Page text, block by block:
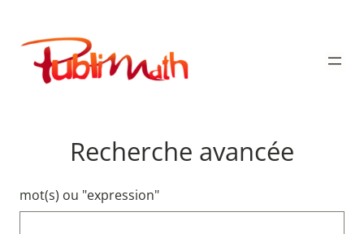
contenu
Publimath
Recherche avancée
mot(s) ou "expression"